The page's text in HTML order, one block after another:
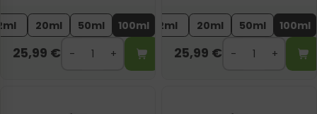
20ml 50ml 100ml
25,99 €
2ml 20ml 50ml 100ml
25,99 €